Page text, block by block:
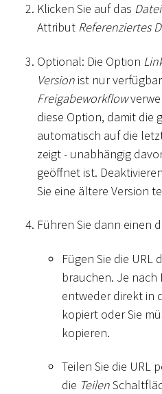
Klicken Sie auf das
Attribut Referenziertes
Optional: Die Option
Version ist nur
Freigabeworkflow
diese Option, damit die
automatisch auf die
zeigt - unabhängig
geöffnet ist.
Sie eine ältere Version
Führen Sie dann einen
Fügen Sie die URL
brauchen. Je nach
entweder direkt in
kopiert oder Sie
kopieren.
Teilen Sie die URL
die Teilen